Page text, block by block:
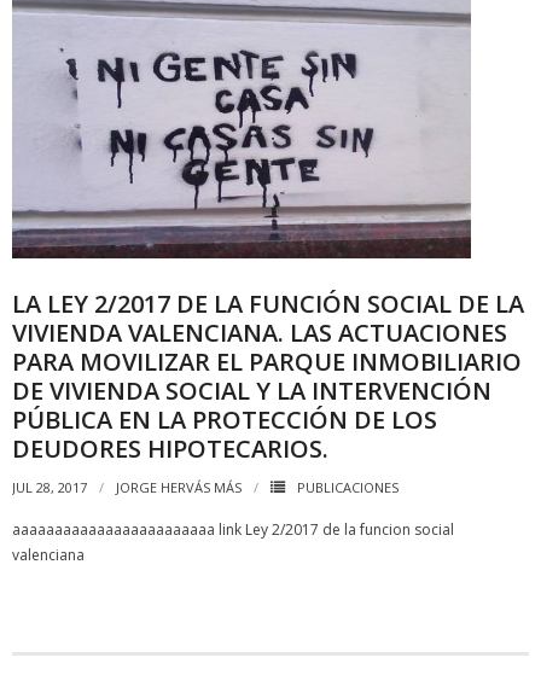
LA LEY 2/2017 DE LA FUNCIÓN SOCIAL DE LA
VIVIENDA VALENCIANA. LAS ACTUACIONES
PARA MOVILIZAR EL PARQUE INMOBILIARIO
DE VIVIENDA SOCIAL Y LA INTERVENCIÓN
PÚBLICA EN LA PROTECCIÓN DE LOS
DEUDORES HIPOTECARIOS.
JUL 28, 2017 JORGE HERVÁS MÁS PUBLICACIONES
aaaaaaaaaaaaaaaaaaaaaaaa link Ley 2/2017 de la funcion social
valenciana